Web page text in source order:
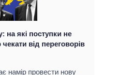
на які поступки не
чекати від переговорів
намір провести нову